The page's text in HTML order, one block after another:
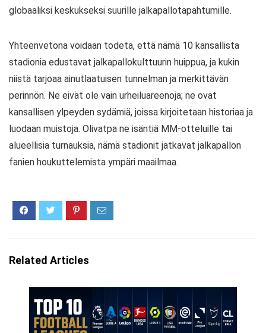
globaaliksi keskukseksi suurille jalkapallotapahtumille.
Yhteenvetona voidaan todeta, että nämä 10 kansallista
stadionia edustavat jalkapallokulttuurin huippua, ja kukin
niistä tarjoaa ainutlaatuisen tunnelman ja merkittävän
perinnön. Ne eivät ole vain urheiluareenoja; ne ovat
kansallisen ylpeyden sydämiä, joissa kirjoitetaan historiaa ja
luodaan muistoja. Olivatpa ne isäntiä MM-otteluille tai
alueellisia turnauksia, nämä stadionit jatkavat jalkapallon
fanien houkuttelemista ympäri maailmaa.
Related Articles